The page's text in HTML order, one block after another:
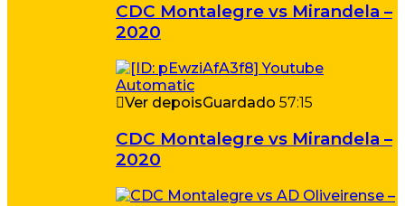
CDC Montalegre vs Mirandela –
2020
Ver depoisGuardado 57:15
CDC Montalegre vs Mirandela –
2020